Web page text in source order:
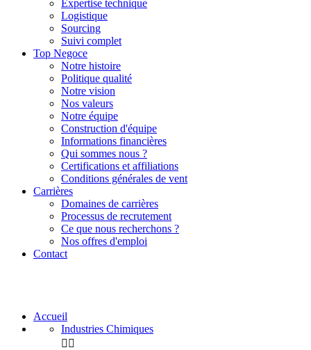
Expertise technique
Logistique
Sourcing
Suivi complet
Top Negoce
Notre histoire
Politique qualité
Notre vision
Nos valeurs
Notre équipe
Construction d'équipe
Informations financières
Qui sommes nous ?
Certifications et affiliations
Conditions générales de vent
Carrières
Domaines de carrières
Processus de recrutement
Ce que nous recherchons ?
Nos offres d'emploi
Contact
Accueil
Industries Chimiques
 